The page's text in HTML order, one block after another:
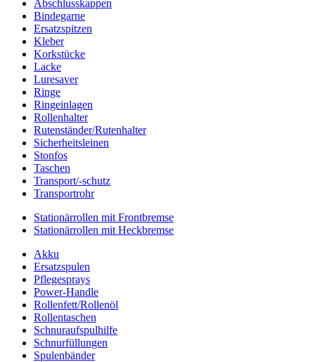
Abschlusskappen
Bindegarne
Ersatzspitzen
Kleber
Korkstücke
Lacke
Luresaver
Ringe
Ringeinlagen
Rollenhalter
Rutenständer/Rutenhalter
Sicherheitsleinen
Stonfos
Taschen
Transport/-schutz
Transportrohr
Stationärrollen mit Frontbremse
Stationärrollen mit Heckbremse
Akku
Ersatzspulen
Pflegesprays
Power-Handle
Rollenfett/Rollenöl
Rollentaschen
Schnuraufspulhilfe
Schnurfüllungen
Spulenbänder